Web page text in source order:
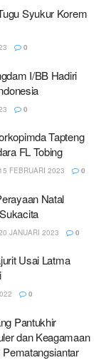
Syukur Korem
0
I/BB Hadiri
0
Tapteng
FL Tobing
15 FEBRUARI 2023 0
Natal
JANUARI 2023 0
Usai Latma
0
Pantukhir
dan Keagamaan